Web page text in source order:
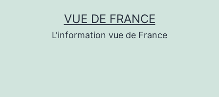
VUE DE FRANCE
L'information vue de France